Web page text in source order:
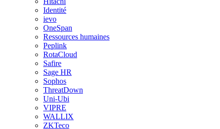
Identité
ievo
OneSpan
Ressources humaines
Peplink
RotaCloud
Safire
Sage HR
Sophos
ThreatDown
Uni-Ubi
VIPRE
WALLIX
ZKTeco